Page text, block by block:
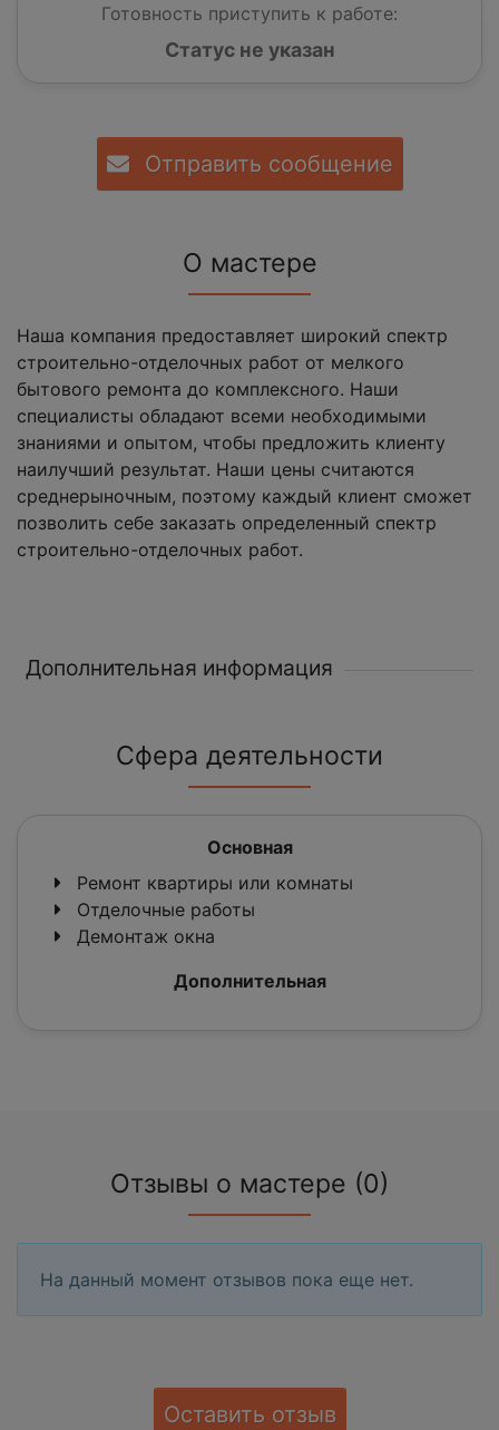
Готовность приступить к работе:
Статус не указан
Отправить сообщение
О мастере
Наша компания предоставляет широкий спектр
строительно-отделочных работ от мелкого
бытового ремонта до комплексного. Наши
специалисты обладают всеми необходимыми
знаниями и опытом, чтобы предложить клиенту
наилучший результат. Наши цены считаются
среднерыночным, поэтому каждый клиент сможет
позволить себе заказать определенный спектр
строительно-отделочных работ.
Дополнительная информация
Сфера деятельности
Основная
Ремонт квартиры или комнаты
Отделочные работы
Демонтаж окна
Дополнительная
Отзывы о мастере (0)
На данный момент отзывов пока еще нет.
Оставить отзыв